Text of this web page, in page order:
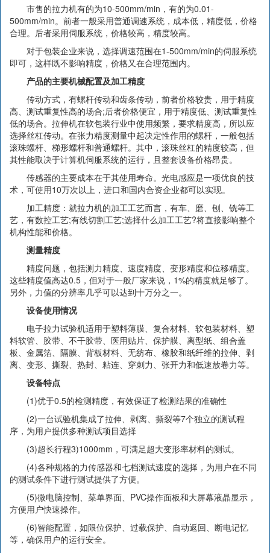
市售的拉力机有的为10-500mm/min，有的为0.01-
500mm/min。前者一般采用普通调速系统，成本低，精度低，价格
合理。后者采用伺服系统，价格较高，精度较高。
对于包装企业来说，选择调速范围在1-500mm/min的伺服系统
即可，这样既不影响精度，价格又在合理范围内。
产品的主要机械配置及加工精度
传动方式，有螺杆传动和齿条传动，前者价格较贵，用于精度
高、测试重复性高的场合;后者价格便宜，用于精度低、测试重复性
低的场合。拉伸机在软包装行业中使用频繁，要求精度高，所以应
选择丝杠传动。在张力精度测量中起决定性作用的螺杆，一般包括
滚珠螺杆、梯形螺杆和普通螺杆。其中，滚珠丝杠的精度较高，但
其性能取决于计算机伺服系统的运行，且整套设备价格昂贵。
传感器的主要成本在于其使用寿命。光电感应是一项优良的技
术，可使用10万次以上，进口和国内合资企业都可以实现。
加工精度：就拉力机的加工工艺而言，有车、磨、刨、铣等工
艺，有数控工艺;有线切割工艺;选择什么加工工艺?将直接影响整个
机构性能和价格。
测量精度
精度问题，包括测力精度、速度精度、变形精度和位移精度。
这些精度值高达0.5，但对于一般厂家来说，1%的精度就足够了。
另外，力值的分辨率几乎可以达到十万分之一。
设备使用情况
电子拉力试验机适用于塑料薄膜、复合材料、软包装材料、塑
料软管、胶带、不干胶带、医用贴片、保护膜、离型纸、组合盖
板、金属箔、隔膜、背板材料、无纺布、橡胶和纸纤维的拉伸、剥
离、变形、撕裂、热封、粘连、穿刺力、张开力和低速放卷力等。
设备特点
(1)优于0.5的检测精度，有效保证了检测结果的准确性
(2)一台试验机集成了拉伸、剥离、撕裂等7个独立的测试程
序，为用户提供多种测试项目选择
(3)超长行程3)1000mm，可满足超大变形率材料的测试。
(4)各种规格的力传感器和七档测试速度的选择，为用户在不同
的测试条件下进行测试提供了方便。
(5)微电脑控制、菜单界面、PVC操作面板和大屏幕液晶显示，
方便用户快速操作。
(6)智能配置，如限位保护、过载保护、自动返回、断电记忆
等，确保用户的运行安全。